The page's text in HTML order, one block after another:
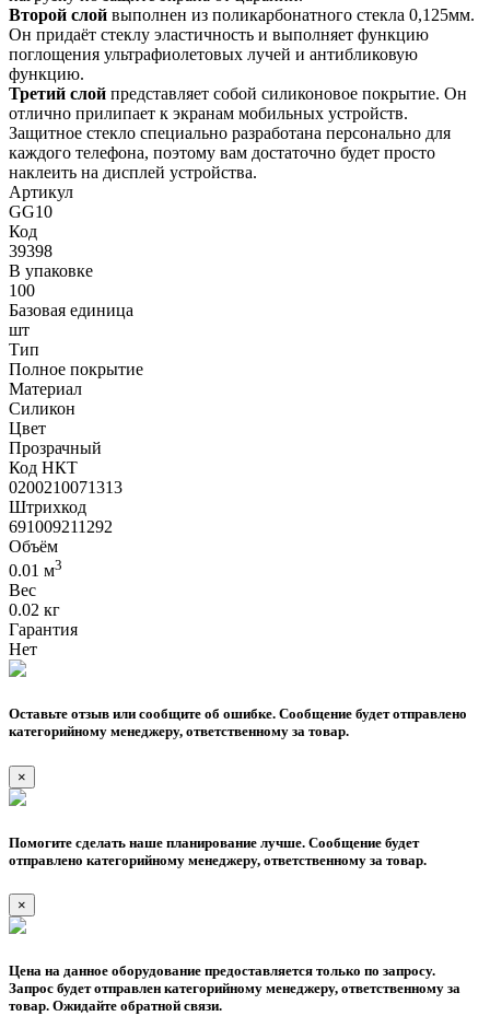
Второй слой выполнен из поликарбонатного стекла 0,125мм.
Он придаёт стеклу эластичность и выполняет функцию
поглощения ультрафиолетовых лучей и антибликовую
функцию.
Третий слой представляет собой силиконовое покрытие. Он
отлично прилипает к экранам мобильных устройств.
Защитное стекло специально разработана персонально для
каждого телефона, поэтому вам достаточно будет просто
наклеить на дисплей устройства.
Артикул
GG10
Код
39398
В упаковке
100
Базовая единица
шт
Тип
Полное покрытие
Материал
Силикон
Цвет
Прозрачный
Код НКТ
0200210071313
Штрихкод
691009211292
Объём
0.01 м3
Вес
0.02 кг
Гарантия
Нет
Оставьте отзыв или сообщите об ошибке. Сообщение будет отправлено
категорийному менеджеру, ответственному за товар.
×
Помогите сделать наше планирование лучше. Сообщение будет
отправлено категорийному менеджеру, ответственному за товар.
×
Цена на данное оборудование предоставляется только по запросу.
Запрос будет отправлен категорийному менеджеру, ответственному за
товар. Ожидайте обратной связи.